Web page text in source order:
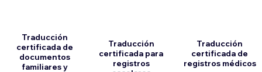
Traducción
certificada de
documentos
familiares y
Traducción
certificada para
registros
Traducción
certificada de
registros médicos